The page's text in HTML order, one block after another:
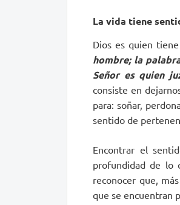
La vida tiene
Dios es quien
hombre; la
Señor es quien
consiste en
para: soñar,
sentido de
Encontrar el
profundidad de lo
reconocer que,
que se encuentran